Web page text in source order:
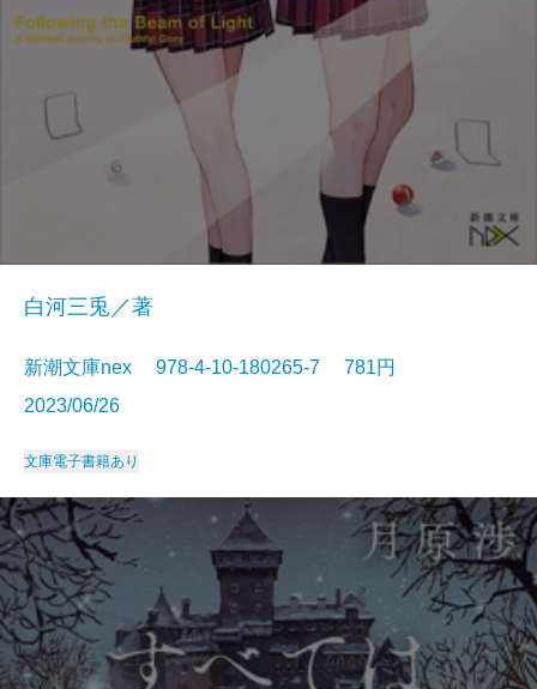
白河三兎／著
新潮文庫nex 978-4-10-180265-7 781円
2023/06/26
文庫電子書籍あり